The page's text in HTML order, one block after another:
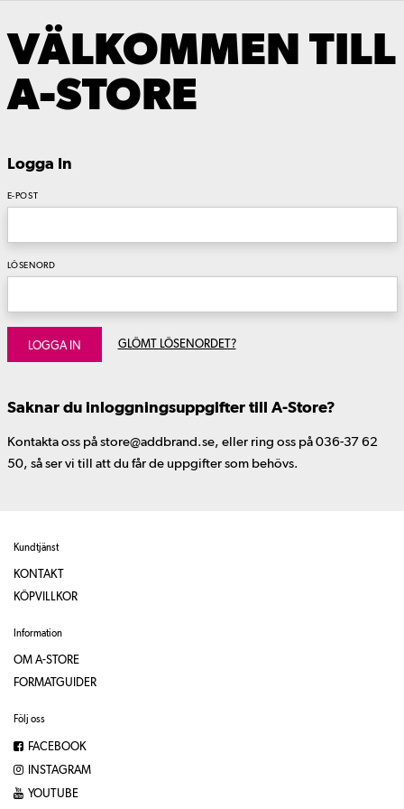
VÄLKOMMEN TILL
A-STORE
Logga In
E-POST
LÖSENORD
LOGGA IN GLÖMT LÖSENORDET?
Saknar du inloggningsuppgifter till A-Store?
Kontakta oss på store@addbrand.se, eller ring oss på 036-37 62
50, så ser vi till att du får de uppgifter som behövs.
Kundtjänst
KONTAKT
KÖPVILLKOR
Information
OM A-STORE
FORMATGUIDER
Följ oss
FACEBOOK
INSTAGRAM
YOUTUBE